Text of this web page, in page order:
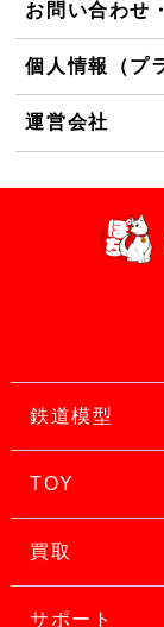
お問い合わせ
個人情報（プ
運営会社
鉄道模型
TOY
買取
サポート